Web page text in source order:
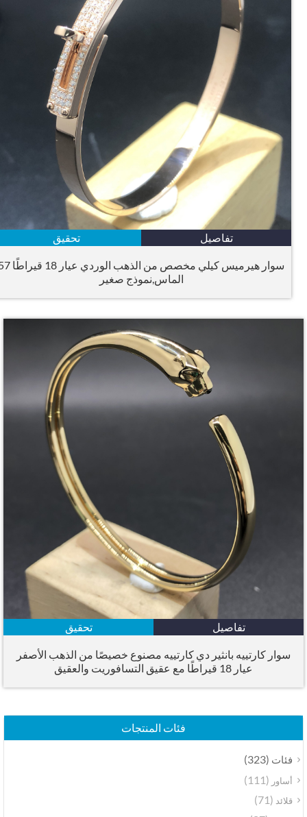
تفاصيل تحقيق
سوار هيرميس كيلي مخصص من الذهب الوردي عيار 18 قيراطًا 57
الماس,نموذج صغير
تفاصيل تحقيق
سوار كارتييه بانثير دي كارتييه مصنوع خصيصًا من الذهب الأصفر
عيار 18 قيراطًا مع عقيق التسافوريت والعقيق
فئات المنتجات
فئات(323)
أساور(111)
قلائد(71)